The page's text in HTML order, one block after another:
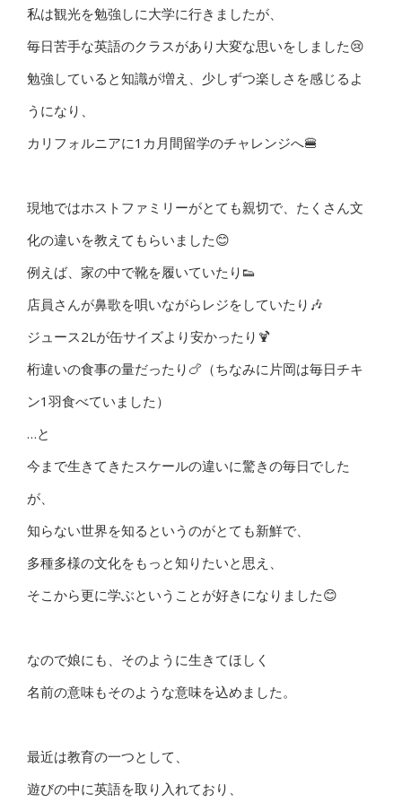
私は観光を勉強しに大学に行きましたが、
毎日苦手な英語のクラスがあり大変な思いをしました😢
勉強していると知識が増え、少しずつ楽しさを感じるよ
うになり、
カリフォルニアに1カ月間留学のチャレンジへ🍔
現地ではホストファミリーがとても親切で、たくさん文
化の違いを教えてもらいました😊
例えば、家の中で靴を履いていたり👟
店員さんが鼻歌を唄いながらレジをしていたり🎶
ジュース2Lが缶サイズより安かったり🍹
桁違いの食事の量だったり🍗（ちなみに片岡は毎日チキ
ン1羽食べていました）
…と
今まで生きてきたスケールの違いに驚きの毎日でした
が、
知らない世界を知るというのがとても新鮮で、
多種多様の文化をもっと知りたいと思え、
そこから更に学ぶということが好きになりました😊
なので娘にも、そのように生きてほしく
名前の意味もそのような意味を込めました。
最近は教育の一つとして、
遊びの中に英語を取り入れており、